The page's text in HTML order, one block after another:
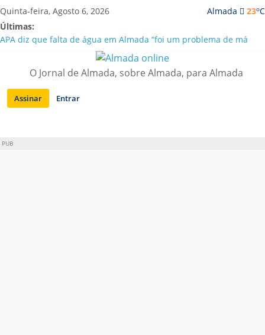
Saltar
para
conteúdo
Almada 23oC
Quinta-feira, Agosto 6, 2026
Últimas:
APA diz que falta de água em Almada “foi um problema de má
Laranjeiro | Cultura pop asiática invade a Casa Amarela
Ponte 25 de Abril celebra 60 anos com programa cultural entre
Lisboa e Almada
Situação de alerta em Almada renovada até final de Agosto
O Jornal de Almada, sobre Almada, para Almada
Assinar Entrar
PUB